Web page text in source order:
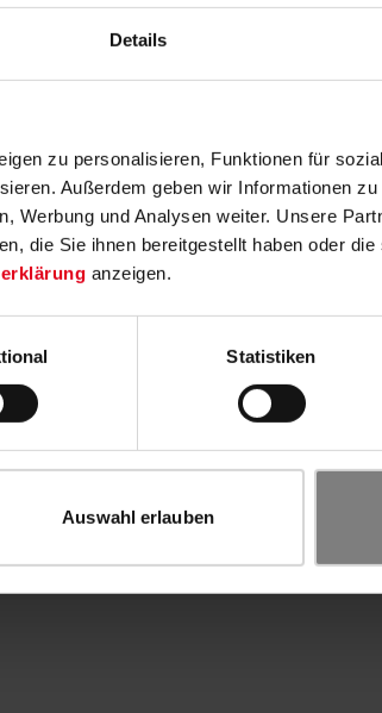
Details
zu personalisieren, Funktionen für
Außerdem geben wir Informationen
Werbung und Analysen weiter. Unsere
die Sie ihnen bereitgestellt haben oder
anzeigen.
Statistiken
Auswahl erlauben